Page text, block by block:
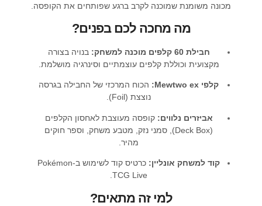
מכונה משומנת שמוכנה לקרב ברגע שפותחים את הקופסה.
מה מחכה לכם בפנים?
חבילת 60 קלפים מוכנה למשחק:
בנויה בצורה
מקצועית וכוללת קלפים עוצמתיים וסינרגיה מושלמת.
קלפי Mewtwo ex:
הכוח המרכזי של החבילה בגרסה
נוצצת (Foil).
אביזרים נלווים: קופסה מעוצבת לאחסון הקלפים
(Deck Box), סמני נזק, מטבע משחק, וספר חוקים
מהיר.
קוד למשחק אונליין:
כרטיס קוד לשימוש ב-Pokémon
TCG Live.
למי זה מתאים?